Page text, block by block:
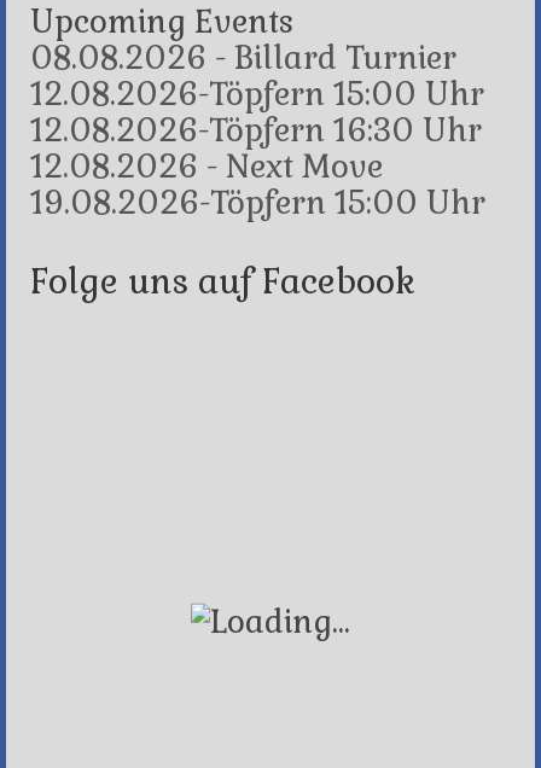
Upcoming Events
08.08.2026 - Billard Turnier
12.08.2026-Töpfern 15:00 Uhr
12.08.2026-Töpfern 16:30 Uhr
12.08.2026 - Next Move
19.08.2026-Töpfern 15:00 Uhr
Folge uns auf Facebook